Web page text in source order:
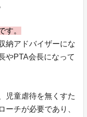
す。
納アドバイザーにな
やPTA会長になって
児童虐待を無くすた
ーチが必要であり、